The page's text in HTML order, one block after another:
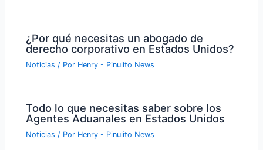
¿Por qué necesitas un abogado de
derecho corporativo en Estados Unidos?
Noticias / Por Henry - Pinulito News
Todo lo que necesitas saber sobre los
Agentes Aduanales en Estados Unidos
Noticias / Por Henry - Pinulito News